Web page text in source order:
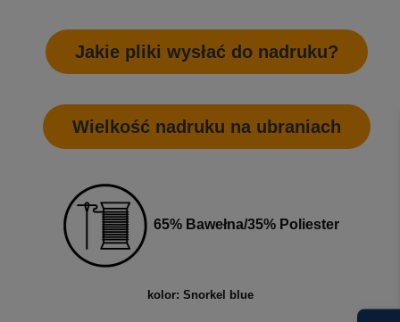
Jakie pliki wysłać do nadruku?
Wielkość nadruku na ubraniach
65% Bawełna/35% Poliester
kolor: Snorkel blue